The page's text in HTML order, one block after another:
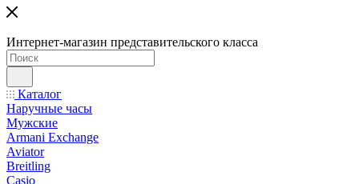
Интернет-магазин представительского класса
Каталог
Наручные часы
Мужские
Armani Exchange
Aviator
Breitling
Casio